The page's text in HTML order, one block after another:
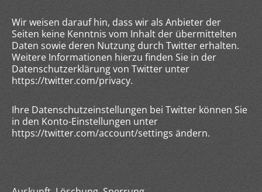
Wir weisen darauf hin, dass wir als Anbieter der
Seiten keine Kenntnis vom Inhalt der übermittelten
Daten sowie deren Nutzung durch Twitter erhalten.
Weitere Informationen hierzu finden Sie in der
Datenschutzerklärung von Twitter unter
https://twitter.com/privacy.
Ihre Datenschutzeinstellungen bei Twitter können Sie
in den Konto-Einstellungen unter
https://twitter.com/account/settings ändern.